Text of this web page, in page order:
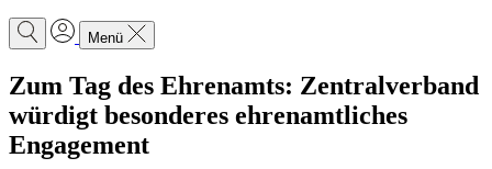
Menü
Zum Tag des Ehrenamts: Zentralverband
würdigt besonderes ehrenamtliches
Engagement